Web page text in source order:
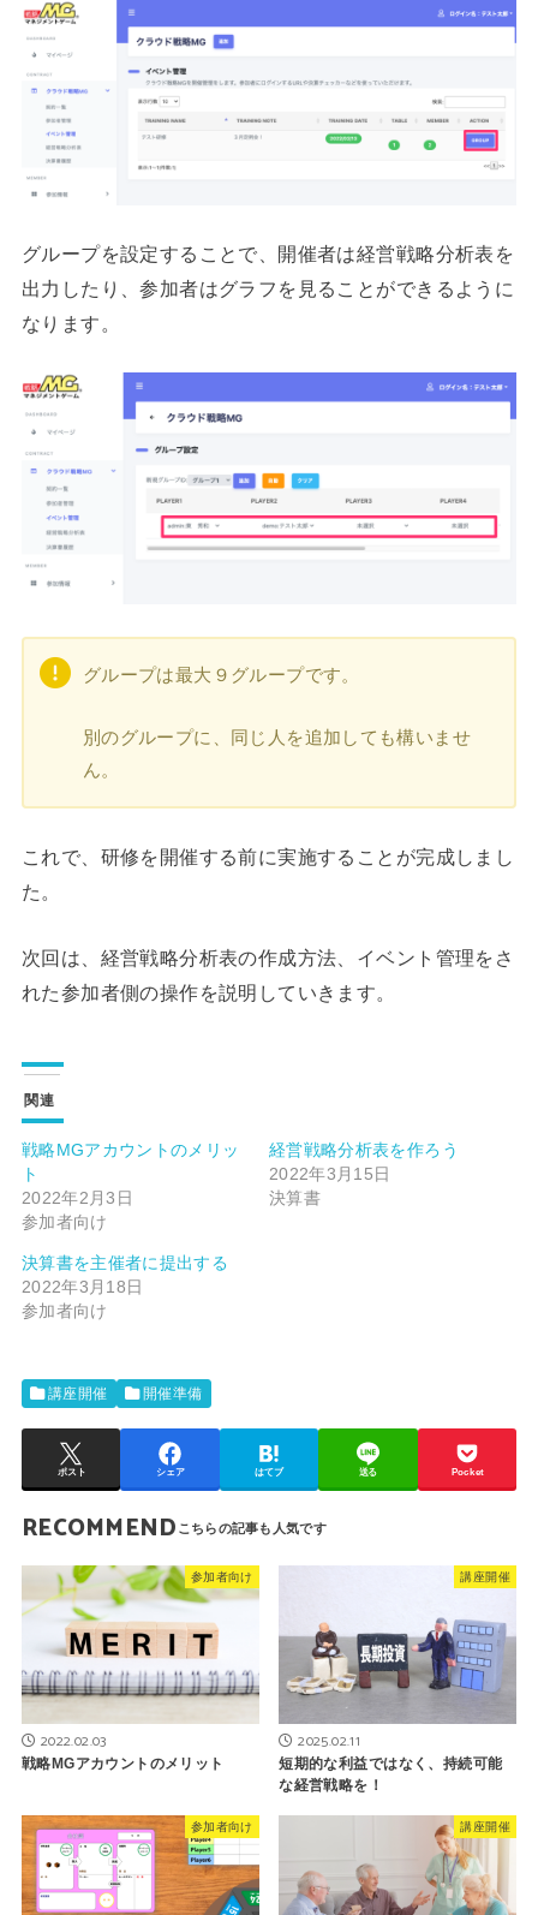
グループを設定することで、開催者は経営戦略分析表を
出力したり、参加者はグラフを見ることができるように
なります。
グループは最大９グループです。
別のグループに、同じ人を追加しても構いませ
ん。
これで、研修を開催する前に実施することが完成しまし
た。
次回は、経営戦略分析表の作成方法、イベント管理をさ
れた参加者側の操作を説明していきます。
関連
戦略MGアカウントのメリッ
ト
2022年2月3日
参加者向け
経営戦略分析表を作ろう
2022年3月15日
決算書
決算書を主催者に提出する
2022年3月18日
参加者向け
講座開催 開催準備
ポスト シェア はてブ 送る Pocket
RECOMMEND
参加者向け
2022.02.03
戦略MGアカウントのメリット
講座開催
2025.02.11
短期的な利益ではなく、持続可能
な経営戦略を！
参加者向け 講座開催